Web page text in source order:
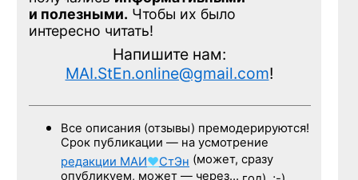
и полезными. Чтобы их было
интересно читать!
Напишите нам:
MAI.StEn.online@gmail.com!
Все описания (отзывы) премодерируются!
Срок публикации — на усмотрение
редакции МАИ♥СтЭн (может, сразу